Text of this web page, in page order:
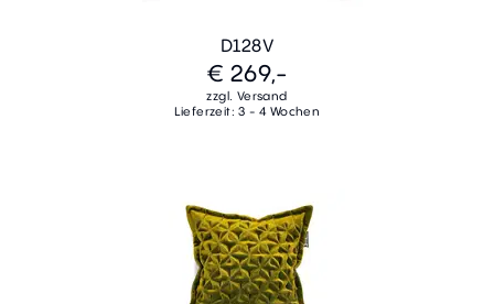
D128V
€ 269,-
zzgl. Versand
Lieferzeit: 3 - 4 Wochen